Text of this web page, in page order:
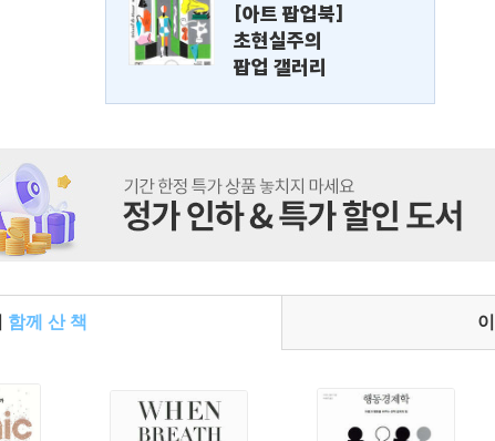
[아트 팝업북]
초현실주의
팝업 갤러리
함께 산 책